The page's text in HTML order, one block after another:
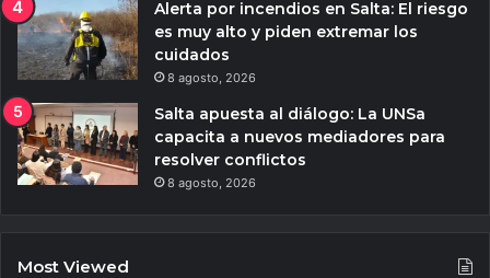
Alerta por incendios en Salta: El riesgo
es muy alto y piden extremar los
cuidados
8 agosto, 2026
Salta apuesta al diálogo: La UNSa
capacita a nuevos mediadores para
resolver conflictos
8 agosto, 2026
Most Viewed